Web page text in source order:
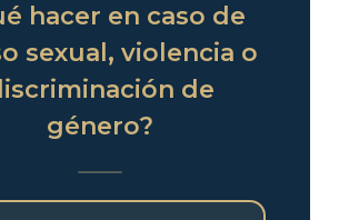
hacer en caso de
sexual, violencia o
de
género?